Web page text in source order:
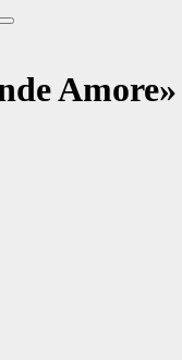
Amore»